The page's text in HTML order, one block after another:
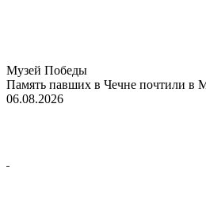
Музей Победы
Память павших в Чечне почтили в
06.08.2026